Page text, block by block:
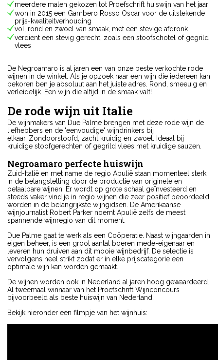
meerdere malen gekozen tot Proefschrift huiswijn van het jaar
won in 2015 een Gambero Rosso Oscar voor de uitstekende
prijs-kwaliteitverhouding
vol, rond en zwoel van smaak, met een stevige afdronk
verdient een stevig gerecht, zoals een stoofschotel of gegrild
vlees
De Negroamaro is al jaren een van onze beste verkochte rode
wijnen in de winkel. Als je opzoek naar een wijn die iedereen kan
bekoren ben je absoluut aan het juiste adres. Rond, smeeuig en
verleidelijk. Een wijn die altijd in de smaak valt!
De rode wijn uit Italie
De wijnmakers van Due Palme brengen met deze rode wijn de
liefhebbers en de 'eenvoudige' wijndrinkers bij
elkaar. Zondoorstoofd, zacht kruidig en zwoel. Ideaal bij
kruidige stoofgerechten of gegrild vlees met kruidige sauzen.
Negroamaro perfecte huiswijn
Zuid-Italië en met name de regio Apulië staan momenteel sterk
in de belangstelling door de productie van originele en
betaalbare wijnen. Er wordt op grote schaal geïnvesteerd en
steeds vaker vind je in regio wijnen die zeer positief beoordeeld
worden in de belangrijkste wijngidsen. De Amerikaanse
wijnjournalist Robert Parker noemt Apulië zelfs de meest
spannende wijnregio van dit moment.
Due Palme gaat te werk als een Coöperatie. Naast wijngaarden in
eigen beheer, is een groot aantal boeren mede-eigenaar en
leveren hun druiven aan dit mooie wijnbedrijf. De selectie is
vervolgens heel strikt zodat er in elke prijscategorie een
optimale wijn kan worden gemaakt.
De wijnen worden ook in Nederland al jaren hoog gewaardeerd.
Al tweemaal winnaar van het Proefschrift Wijnconcours
bijvoorbeeld als beste huiswijn van Nederland.
Bekijk hieronder een filmpje van het wijnhuis: